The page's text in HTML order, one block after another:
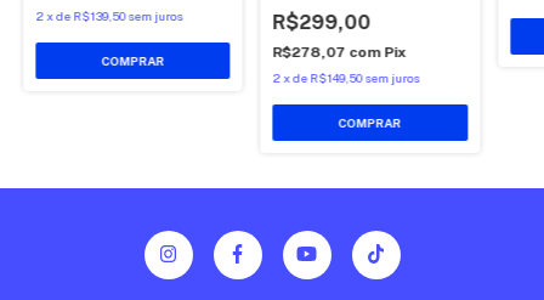
2 xdeR$139,50 sem juros
COMPRAR
R$299,00
R$278,07 com Pix
2 xdeR$149,50 sem juros
COMPRAR